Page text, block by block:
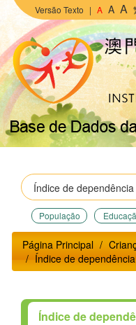
Versão Texto | A A A
População
Página Principal
Índice de
Índice de